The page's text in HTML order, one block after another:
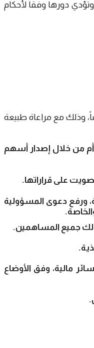
دورها وفقاً لأحكام
وذلك مع مراعاة طبيعة
أم من خلال إصدار أسهم
على قراراتها.
ورفع دعوى المسؤولية
ذلك جميع المساهمين.
مالية، وفق الأوضاع